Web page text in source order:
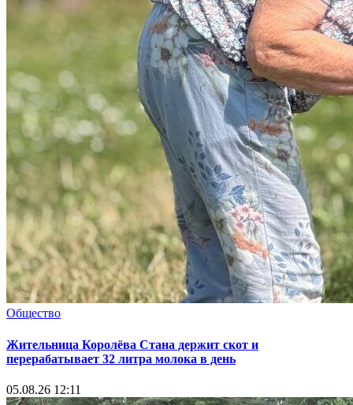
Общество
Жительница Королёва Стана держит скот и
перерабатывает 32 литра молока в день
05.08.26 12:11